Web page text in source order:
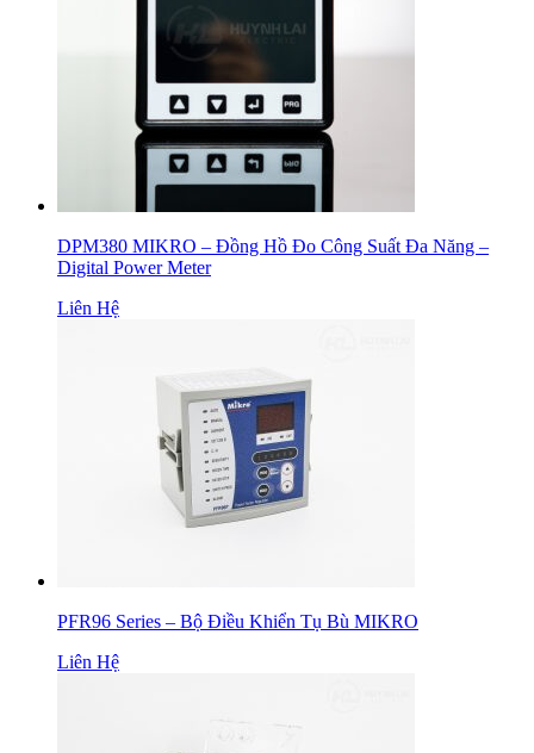
DPM380 MIKRO – Đồng Hồ Đo Công Suất Đa Năng –
Digital Power Meter
Liên Hệ
PFR96 Series – Bộ Điều Khiển Tụ Bù MIKRO
Liên Hệ